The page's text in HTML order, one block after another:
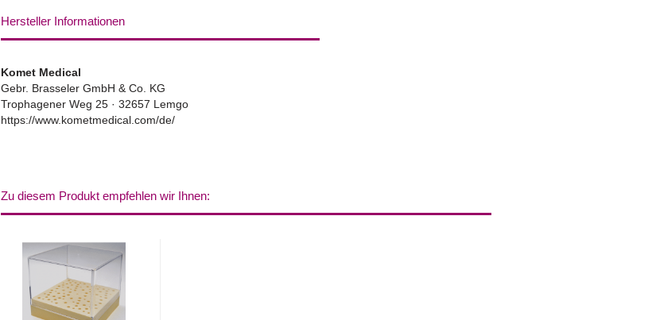
Hersteller Informationen
Komet Medical
Gebr. Brasseler GmbH & Co. KG
Trophagener Weg 25 · 32657 Lemgo
https://www.kometmedical.com/de/
Zu diesem Produkt empfehlen wir Ihnen: